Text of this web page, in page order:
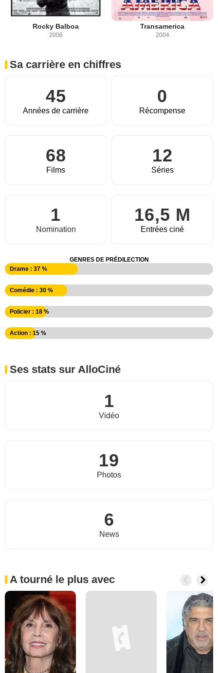
Rocky Balboa
2006
Transamerica
2004
Sa carrière en chiffres
45
Années de carrière
0
Récompense
68
Films
12
Séries
1
Nomination
16,5 M
Entrées ciné
GENRES DE PRÉDILECTION
Drame : 37 %
Comédie : 30 %
Policier : 18 %
Action : 15 %
Ses stats sur AlloCiné
1
Vidéo
19
Photos
6
News
A tourné le plus avec